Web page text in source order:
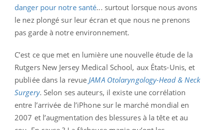
danger pour notre santé... surtout lorsque nous avons
le nez plongé sur leur écran et que nous ne prenons
pas garde à notre environnement.
C’est ce que met en lumière une nouvelle étude de la
Rutgers New Jersey Medical School, aux États-Unis, et
publiée dans la revue JAMA Otolaryngology-Head & Neck
Surgery. Selon ses auteurs, il existe une corrélation
entre l’arrivée de l’iPhone sur le marché mondial en
2007 et l’augmentation des blessures à la tête et au